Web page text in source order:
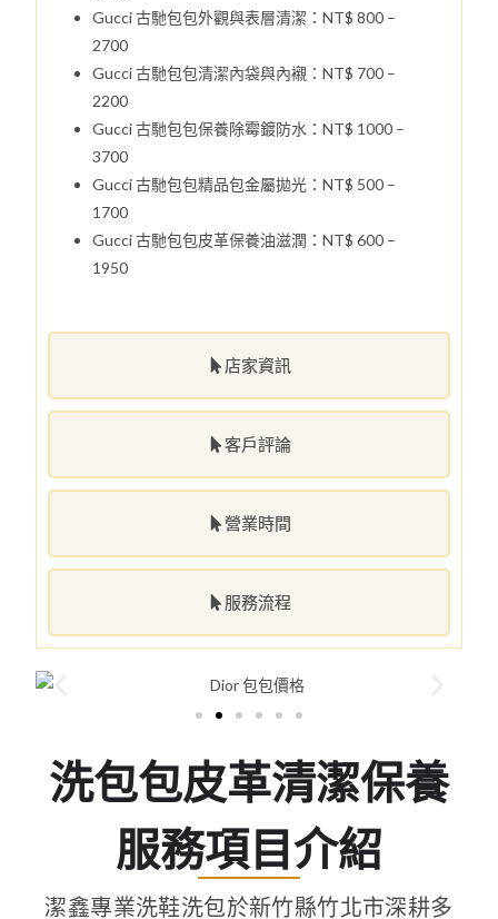
店家資訊
客戶評論
營業時間
服務流程
Gucci 古馳包包外觀與表層清潔：NT$ 800 –
2700
Gucci 古馳包包清潔內袋與內襯：NT$ 700 –
2200
Gucci 古馳包包保養除霉鍍防水：NT$ 1000 –
3700
Gucci 古馳包包精品包金屬拋光：NT$ 500 –
1700
Gucci 古馳包包皮革保養油滋潤：NT$ 600 –
1950
洗包包皮革清潔保養
服務項目介紹
潔鑫專業洗鞋洗包於新竹縣竹北市深耕多